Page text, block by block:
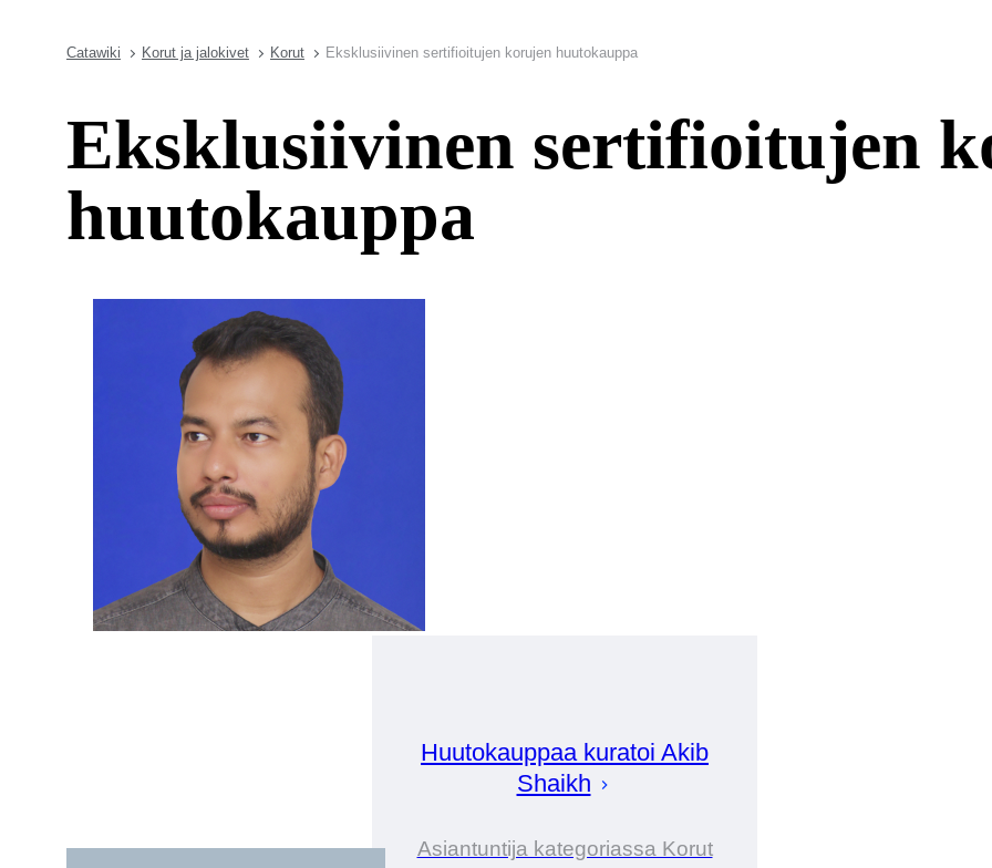
Catawiki Korut ja jalokivet Korut Eksklusiivinen sertifioitujen korujen huutokauppa
Eksklusiivinen sertifioitujen
huutokauppa
Huutokauppaa kuratoi Akib
Shaikh
Asiantuntija kategoriassa Korut